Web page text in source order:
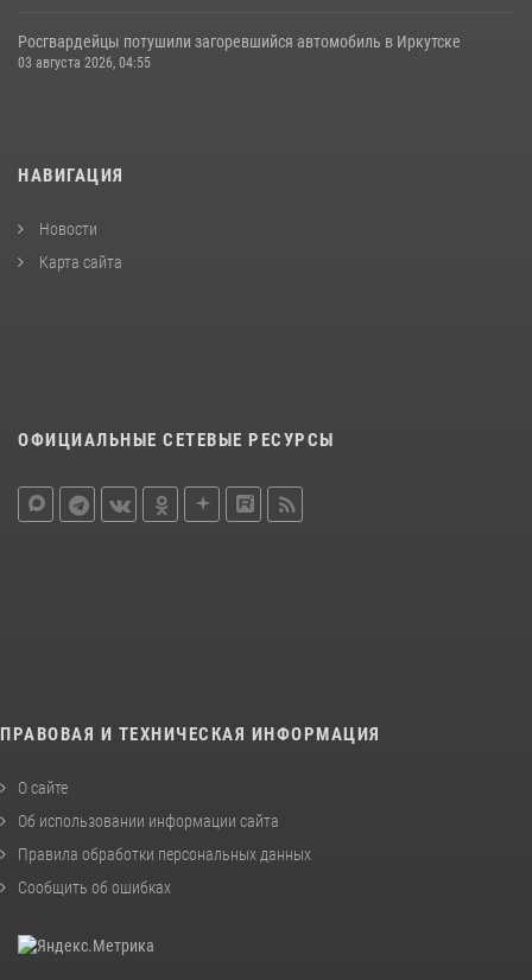
Росгвардейцы потушили загоревшийся автомобиль в Иркутске
03 августа 2026, 04:55
НАВИГАЦИЯ
Новости
Карта сайта
ОФИЦИАЛЬНЫЕ СЕТЕВЫЕ РЕСУРСЫ
ПРАВОВАЯ И ТЕХНИЧЕСКАЯ ИНФОРМАЦИЯ
О сайте
Об использовании информации сайта
Правила обработки персональных данных
Сообщить об ошибках